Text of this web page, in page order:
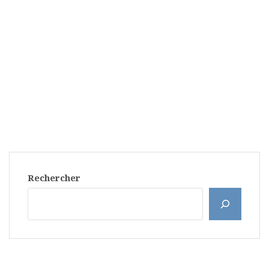
Rechercher